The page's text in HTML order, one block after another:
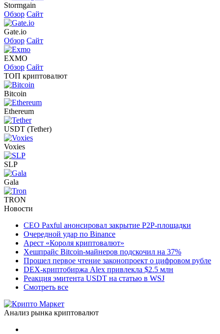
Stormgain
Обзор Сайт
Gate.io
Обзор Сайт
EXMO
Обзор Сайт
ТОП криптовалют
Bitcoin
Ethereum
USDT (Tether)
Voxies
SLP
Gala
TRON
Новости
CEO Paxful анонсировал закрытие P2P-площадки
Очередной удар по Binance
Арест «Короля криптовалют»
Хешпрайс Bitcoin-майнеров подскочил на 37%
Прошел первое чтение законопроект о цифровом рубле
DEX-криптобиржа Alex привлекла $2.5 млн
Реакция эмитента USDT на статью в WSJ
Смотреть все
Анализ рынка криптовалют